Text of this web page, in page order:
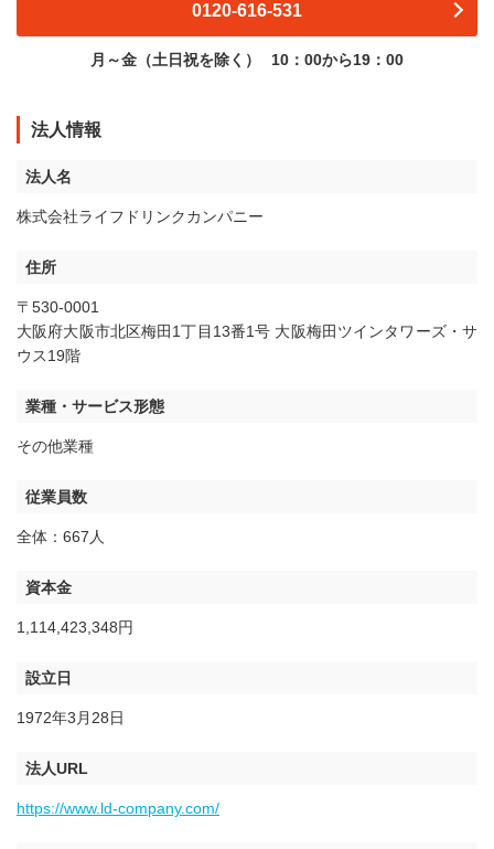
0120-616-531
月～金（土日祝を除く） 10：00から19：00
法人情報
法人名
株式会社ライフドリンクカンパニー
住所
〒530-0001
大阪府大阪市北区梅田1丁目13番1号 大阪梅田ツインタワーズ・サ
ウス19階
業種・サービス形態
その他業種
従業員数
全体：667人
資本金
1,114,423,348円
設立日
1972年3月28日
法人URL
https://www.ld-company.com/